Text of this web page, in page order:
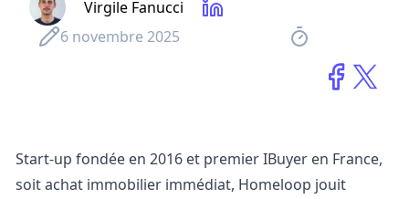
Virgile Fanucci
6 novembre 2025
Start-up fondée en 2016 et premier IBuyer en France,
soit achat immobilier immédiat, Homeloop jouit